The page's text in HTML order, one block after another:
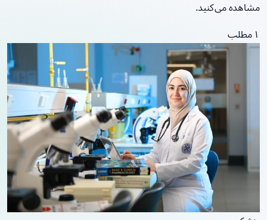
مشاهده می‌کنید.
۱ مطلب